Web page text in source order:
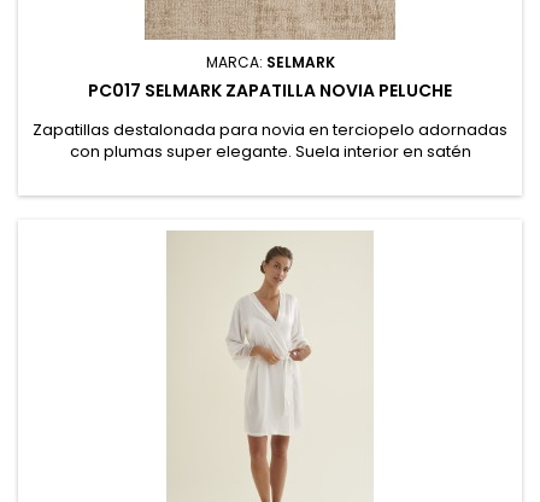
MARCA: SELMARK
PC017 SELMARK ZAPATILLA NOVIA PELUCHE
Zapatillas destalonada para novia en terciopelo adornadas
con plumas super elegante. Suela interior en satén
look ese día tan especial. 95% Poliéster / 5% Lana